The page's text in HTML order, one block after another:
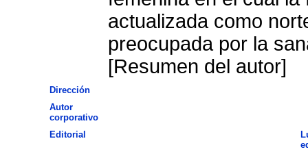
actualizada como
preocupada por la
[Resumen del autor]
Dirección
Autor
corporativo
Editorial